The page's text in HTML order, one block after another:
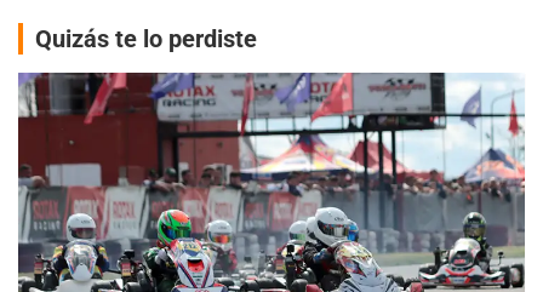
Quizás te lo perdiste